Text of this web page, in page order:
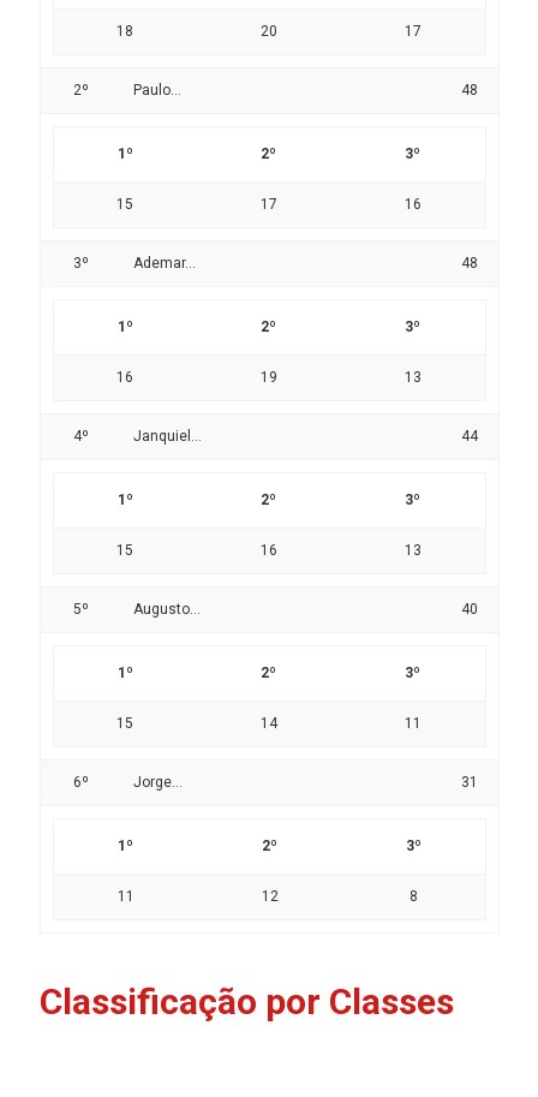
18 20 17
2º Paulo... 48
1º 2º 3º
15 17 16
3º Ademar... 48
1º 2º 3º
16 19 13
4º Janquiel... 44
1º 2º 3º
15 16 13
5º Augusto... 40
1º 2º 3º
15 14 11
6º Jorge... 31
1º 2º 3º
11 12 8
Classificação por Classes